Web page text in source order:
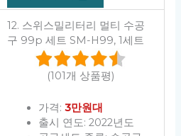
12. 스위스밀리터리 멀티 수공
구 99p 세트 SM-H99, 1세트
(101개 상품평)
가격: 3만원대
출시 연도: 2022년도